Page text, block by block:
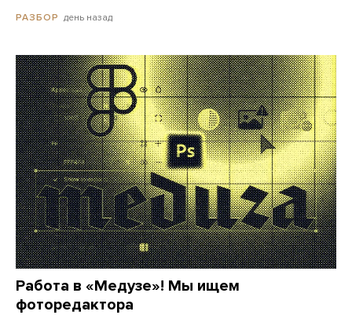
РАЗБОР день назад
Работа в «Медузе»! Мы ищем
фоторедактора